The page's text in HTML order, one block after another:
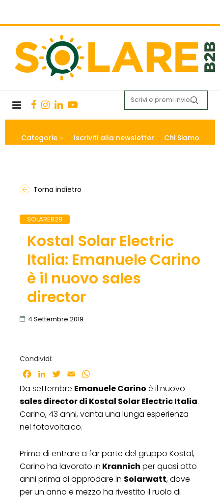
Categorie Iscriviti alla newsletter Chi Siamo
Torna indietro
SOLAREB2B
Kostal Solar Electric
Italia: Emanuele Carino
è il nuovo sales
director
4 Settembre 2019
Condividi:
Facebook
LinkedInTwitter
Email
Da settembre Emanuele Carino è il nuovo
sales director di Kostal Solar Electric Italia.
Carino, 43 anni, vanta una lunga esperienza
nel fotovoltaico.
Prima di entrare a far parte del gruppo Kostal,
Carino ha lavorato in Krannich per quasi otto
anni prima di approdare in Solarwatt, dove
per un anno e mezzo ha rivestito il ruolo di